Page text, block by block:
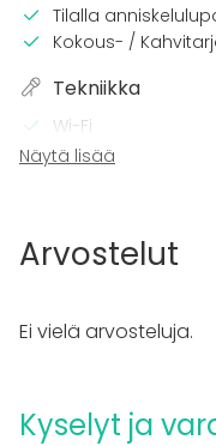
Tilalla
Kokous- /
Tekniikka
Wi-Fi
Tilaan kuuluu
Esteetön tila
Piha
Fläppi- /
Näytä lisää
Arvostelut
Ei vielä arvosteluja.
Kyselyt ja